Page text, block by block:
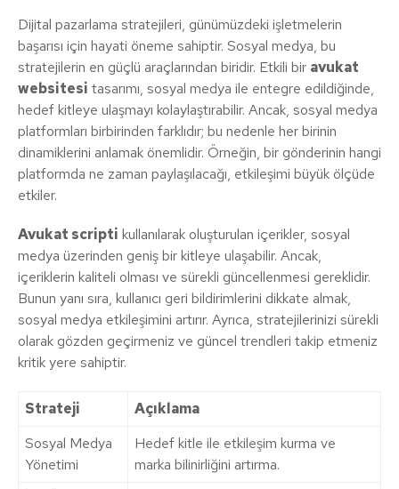
Dijital pazarlama stratejileri, günümüzdeki işletmelerin
başarısı için hayati öneme sahiptir. Sosyal medya, bu
stratejilerin en güçlü araçlarından biridir. Etkili bir avukat
websitesi tasarımı, sosyal medya ile entegre edildiğinde,
hedef kitleye ulaşmayı kolaylaştırabilir. Ancak, sosyal medya
platformları birbirinden farklıdır; bu nedenle her birinin
dinamiklerini anlamak önemlidir. Örneğin, bir gönderinin hangi
platformda ne zaman paylaşılacağı, etkileşimi büyük ölçüde
etkiler.
Avukat scripti kullanılarak oluşturulan içerikler, sosyal
medya üzerinden geniş bir kitleye ulaşabilir. Ancak,
içeriklerin kaliteli olması ve sürekli güncellenmesi gereklidir.
Bunun yanı sıra, kullanıcı geri bildirimlerini dikkate almak,
sosyal medya etkileşimini artırır. Ayrıca, stratejilerinizi sürekli
olarak gözden geçirmeniz ve güncel trendleri takip etmeniz
kritik yere sahiptir.
Strateji
Açıklama
Sosyal Medya
Yönetimi
Hedef kitle ile etkileşim kurma ve
marka bilinirliğini artırma.